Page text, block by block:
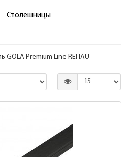
Столешницы
GOLA Premium Line REHAU